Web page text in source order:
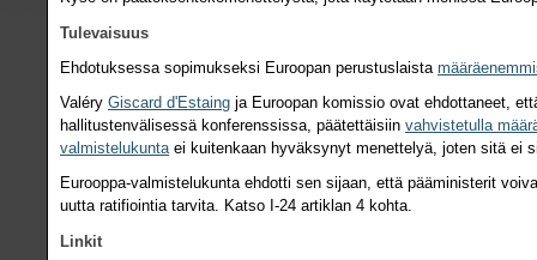
Tulevaisuus
Ehdotuksessa sopimukseksi Euroopan perustuslaista
Valéry Giscard d'Estaing ja Euroopan komissio ovat ehdottaneet,
hallitustenvälisessä konferenssissa, päätettäisiin vahvistetulla
valmistelukuntaei kuitenkaan hyväksynyt menettelyä, joten sitä ei
Eurooppa-valmistelukunta ehdotti sen sijaan, että pääministerit
uutta ratifiointia tarvita. Katso I‑24 artiklan 4 kohta.
Linkit